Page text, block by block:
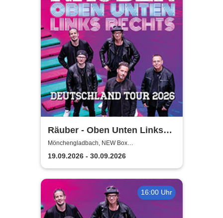
Räuber - Oben Unten Links
Rechts
Mönchengladbach, NEW Box
Mönchengladbach
19.09.2026 - 30.09.2026
16:00 Uhr